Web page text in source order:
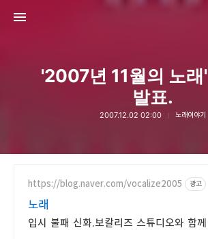
'2007년 11월의 노
발표.
2007.12.02 02:00 노래이야기
https://blog.naver.com/vocalize2005 광고
노래
입시 불패 신화.보칼리즈 스튜디오와 함